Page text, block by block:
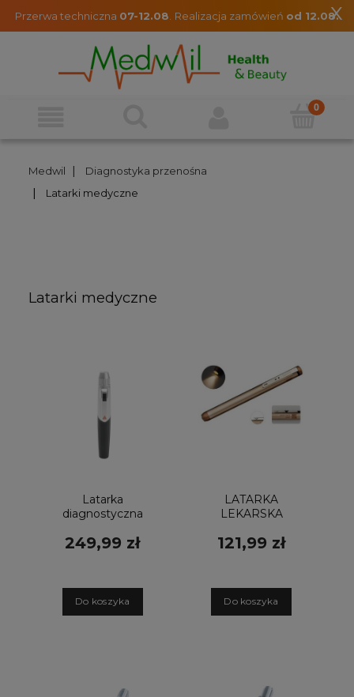
x
Przerwa techniczna 07-12.08 Realizacja zamówień od 12.08.
Medwil | Diagnostyka przenośna
| Latarki medyczne
Latarki medyczne
Latarka
diagnostyczna
diodowej LED
249,99 zł
Do koszyka
LATARKA
LEKARSKA
SPIRIT
121,99 zł
Do koszyka